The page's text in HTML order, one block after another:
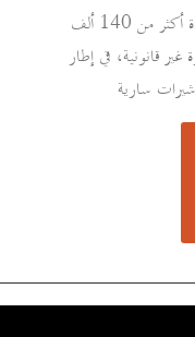
أعلنت وزارة الداخلية في إقليم البنجاب إعادة أكثر من 140 ألف
قانونية، في إطار
سارية